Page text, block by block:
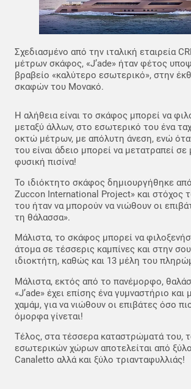
Σχεδιασμένο από την ιταλική εταιρεία
μέτρων σκάφος, «J’ade» ήταν φέτος
βραβείο «καλύτερο εσωτερικό», στην
σκαφών του Μονακό.
Η αλήθεια είναι το σκάφος μπορεί να
μεταξύ άλλων, στο εσωτερικό του ένα
οκτώ μέτρων, με απόλυτη άνεση, ενώ
του είναι άδειο μπορεί να μετατραπεί σε
φυσική πισίνα!
Το ιδιόκτητο σκάφος δημιουργήθηκε
Zuccon International Project» και στόχος
του ήταν να μπορούν να νιώθουν οι
τη θάλασσα».
Μάλιστα, το σκάφος μπορεί να
άτομα σε τέσσερις καμπίνες και στην
ιδιοκτήτη, καθώς και 13 μέλη του
Μάλιστα, εκτός από το πανέμορφο,
«J’ade» έχει επίσης ένα γυμναστήριο και
χαμάμ, για να νιώθουν οι επιβάτες όσο
όμορφα γίνεται!
Τέλος, στα τέσσερα καταστρώματά του,
εσωτερικών χώρων αποτελείται από
Canaletto αλλά και ξύλο τριανταφυλλιάς!